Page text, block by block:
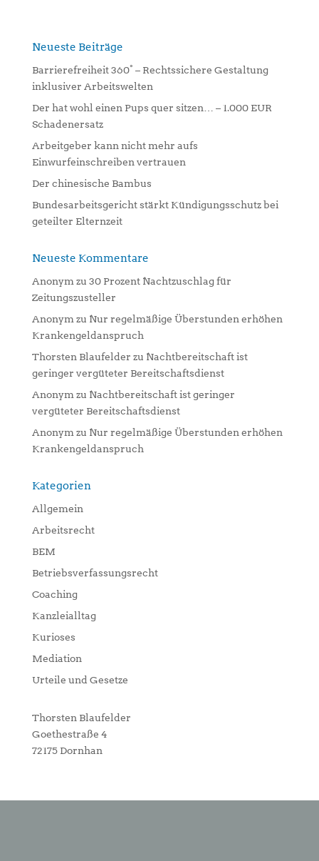
n
v
e
:
Neueste Beiträge
Barrierefreiheit 360° – Rechtssichere Gestaltung
inklusiver Arbeitswelten
Der hat wohl einen Pups quer sitzen… – 1.000 EUR
Schadenersatz
Arbeitgeber kann nicht mehr aufs
Einwurfeinschreiben vertrauen
Der chinesische Bambus
Bundesarbeitsgericht stärkt Kündigungsschutz bei
geteilter Elternzeit
Neueste Kommentare
Anonym zu 30 Prozent Nachtzuschlag für
Zeitungszusteller
Anonym zu Nur regelmäßige Überstunden erhöhen
Krankengeldanspruch
Thorsten Blaufelder zu Nachtbereitschaft ist
geringer vergüteter Bereitschaftsdienst
Anonym zu Nachtbereitschaft ist geringer
vergüteter Bereitschaftsdienst
Anonym zu Nur regelmäßige Überstunden erhöhen
Krankengeldanspruch
Kategorien
Allgemein
Arbeitsrecht
BEM
Betriebsverfassungsrecht
Coaching
Kanzleialltag
Kurioses
Mediation
Urteile und Gesetze
Thorsten Blaufelder
Goethestraße 4
72175 Dornhan